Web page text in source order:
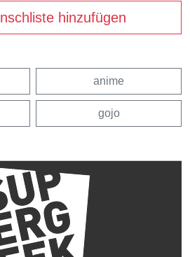
hinzufügen
anime
gojo